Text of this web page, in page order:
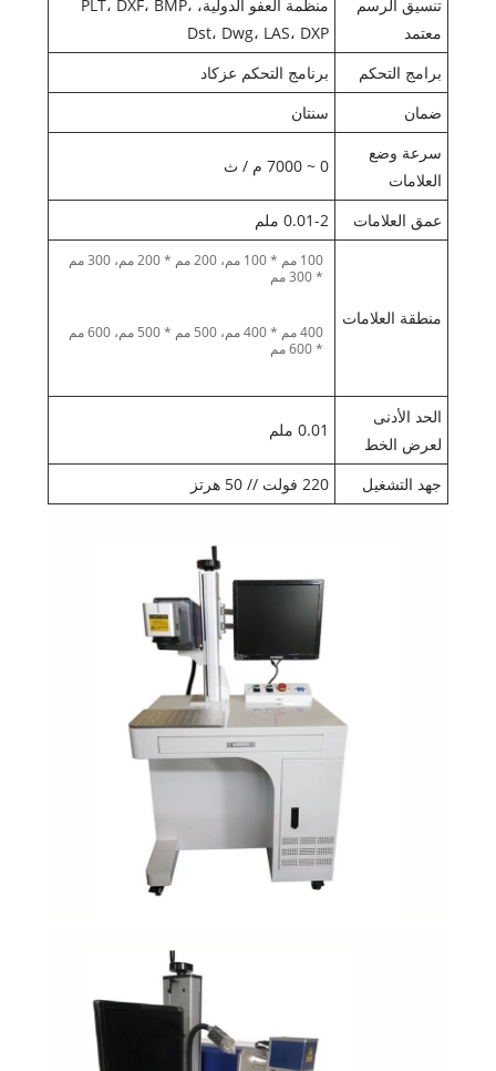
تنسيق الرسم
معتمد
منظمة العفو الدولية، PLT، DXF، BMP،
Dst، Dwg، LAS، DXP
برامج التحكم
برنامج التحكم عزكاد
ضمان
سنتان
سرعة وضع
العلامات
0 ~ 7000 م / ث
عمق العلامات 0.01-2 ملم
منطقة العلامات
100 مم * 100 مم، 200 مم * 200 مم، 300 مم
* 300 مم
400 مم * 400 مم، 500 مم * 500 مم، 600 مم
* 600 مم
الحد الأدنى
لعرض الخط
0.01 ملم
جهد التشغيل 220 فولت // 50 هرتز